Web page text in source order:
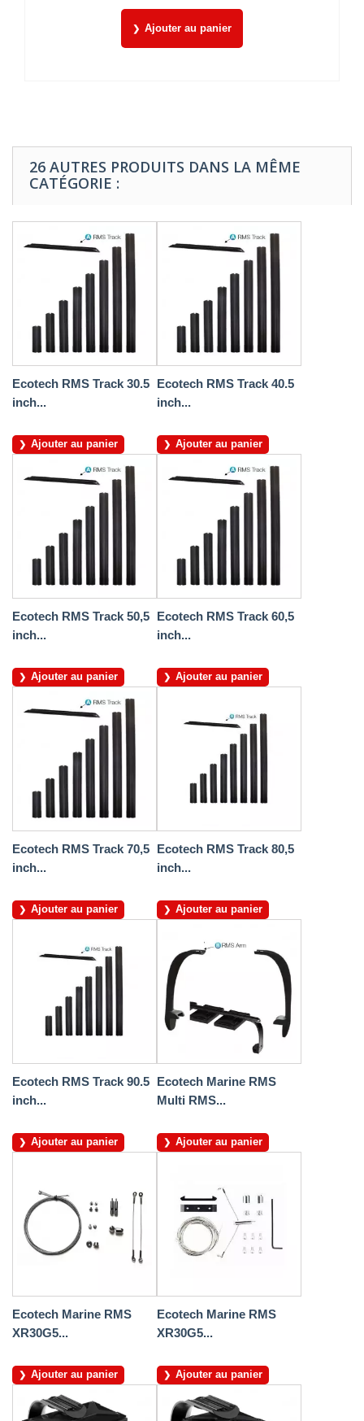
Ajouter au panier
26 AUTRES PRODUITS DANS LA MÊME
CATÉGORIE :
Ecotech RMS Track 30.5
inch...
Ajouter au panier
Ecotech RMS Track 40.5
inch...
Ajouter au panier
Ecotech RMS Track 50,5
inch...
Ajouter au panier
Ecotech RMS Track 60,5
inch...
Ajouter au panier
Ecotech RMS Track 70,5
inch...
Ajouter au panier
Ecotech RMS Track 80,5
inch...
Ajouter au panier
Ecotech RMS Track 90.5
inch...
Ajouter au panier
Ecotech Marine RMS
Multi RMS...
Ajouter au panier
Ecotech Marine RMS
XR30G5...
Ajouter au panier
Ecotech Marine RMS
XR30G5...
Ajouter au panier